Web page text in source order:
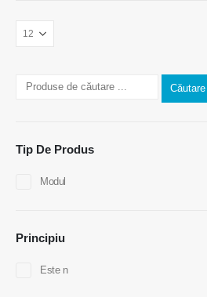
Căutare
Tip De Produs
Modul
Principiu
Este n
Contactaţi-ne
Tel:0086-371-67169097